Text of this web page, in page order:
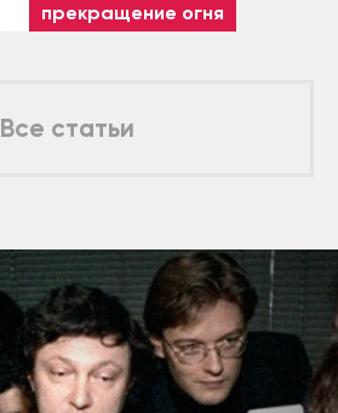
прекращение огня
Все статьи